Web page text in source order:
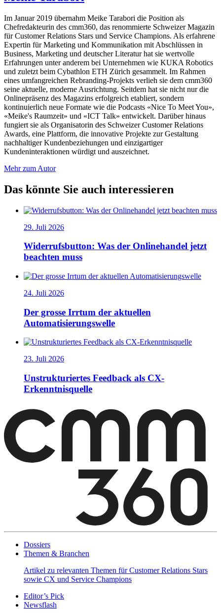
Im Januar 2019 übernahm Meike Tarabori die Position als
Chefredakteurin des cmm360, das renommierte Schweizer Magazin
für Customer Relations Stars und Service Champions. Als erfahrene
Expertin für Marketing und Kommunikation mit Abschlüssen in
Business, Marketing und deutscher Literatur hat sie wertvolle
Erfahrungen unter anderem bei Unternehmen wie KUKA Robotics
und zuletzt beim Cybathlon ETH Zürich gesammelt. Im Rahmen
eines umfangreichen Rebranding-Projekts verlieh sie dem cmm360
seine aktuelle, moderne Ausrichtung. Seitdem hat sie nicht nur die
Onlinepräsenz des Magazins erfolgreich etabliert, sondern
kontinuierlich neue Formate wie die Podcasts «Nice To Meet You»,
«Meike's Raumzeit» und «ICT Talk» entwickelt. Darüber hinaus
fungiert sie als Organisatorin des Schweizer Customer Relations
Awards, eine Plattform, die innovative Projekte zur Gestaltung
nachhaltiger Kundenbeziehungen und einzigartiger
Kundeninteraktionen würdigt und auszeichnet.
Mehr zum Autor
Das könnte Sie auch interessieren
29. Juli 2026
Widerrufsbutton: Was der Onlinehandel jetzt
beachten muss
24. Juli 2026
Der grosse Irrtum der aktuellen
Automatisierungswelle
23. Juli 2026
Unstrukturiertes Feedback als CX-
Erkenntnisquelle
Dossiers
Themen & Branchen
Artikel zu relevanten Themen für Customer Relations Stars
sowie CX und Service Champions
Editor’s Pick
Newsflash